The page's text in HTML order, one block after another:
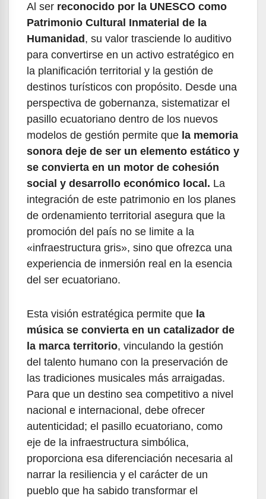
Al ser reconocido por la UNESCO como
Patrimonio Cultural Inmaterial de la
Humanidad , su valor trasciende lo auditivo
para convertirse en un activo estratégico en
la planificación territorial y la gestión de
destinos turísticos con propósito. Desde una
perspectiva de gobernanza, sistematizar el
pasillo ecuatoriano dentro de los nuevos
modelos de gestión permite que la memoria
sonora deje de ser un elemento estático y
se convierta en un motor de cohesión
social y desarrollo económico local. La
integración de este patrimonio en los planes
de ordenamiento territorial asegura que la
promoción del país no se limite a la
«infraestructura gris», sino que ofrezca una
experiencia de inmersión real en la esencia
del ser ecuatoriano.
Esta visión estratégica permite que la
música se convierta en un catalizador de
la marca territorio, vinculando la gestión
del talento humano con la preservación de
las tradiciones musicales más arraigadas.
Para que un destino sea competitivo a nivel
nacional e internacional, debe ofrecer
autenticidad; el pasillo ecuatoriano, como
eje de la infraestructura simbólica,
proporciona esa diferenciación necesaria al
narrar la resiliencia y el carácter de un
pueblo que ha sabido transformar el